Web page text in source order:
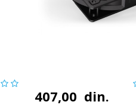
407,00 din.